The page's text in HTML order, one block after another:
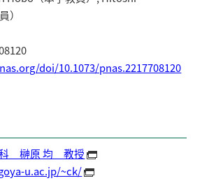
）
doi/10.1073/pnas.2217708120
科 榊原 均 教授
u.ac.jp/~ck/